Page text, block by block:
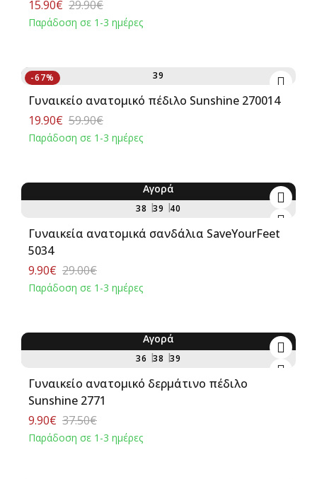
15.90€ 29.90€
Παράδοση σε 1-3 ημέρες
-67% 39
Γυναικείο ανατομικό πέδιλο Sunshine 270014
19.90€ 59.90€
Παράδοση σε 1-3 ημέρες
38 39 40
Αγορά
Γυναικεία ανατομικά σανδάλια SaveYourFeet
5034
9.90€ 29.00€
Παράδοση σε 1-3 ημέρες
36 38 39
Αγορά
Γυναικείο ανατομικό δερμάτινο πέδιλο
Sunshine 2771
9.90€ 37.50€
Παράδοση σε 1-3 ημέρες